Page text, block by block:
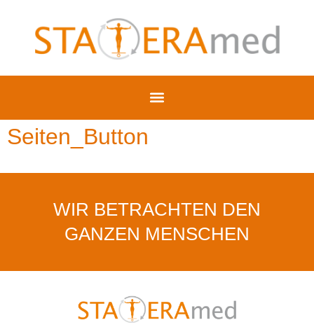
Seiten_Button
WIR BETRACHTEN DEN
GANZEN MENSCHEN